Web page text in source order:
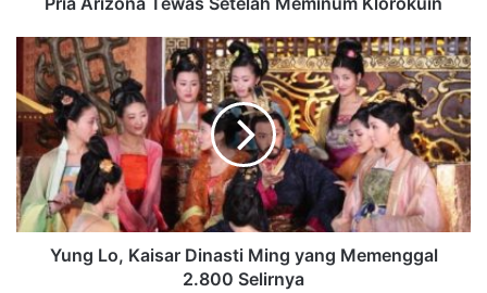
Yung Lo, Kaisar Dinasti Ming yang Memenggal
2.800 Selirnya